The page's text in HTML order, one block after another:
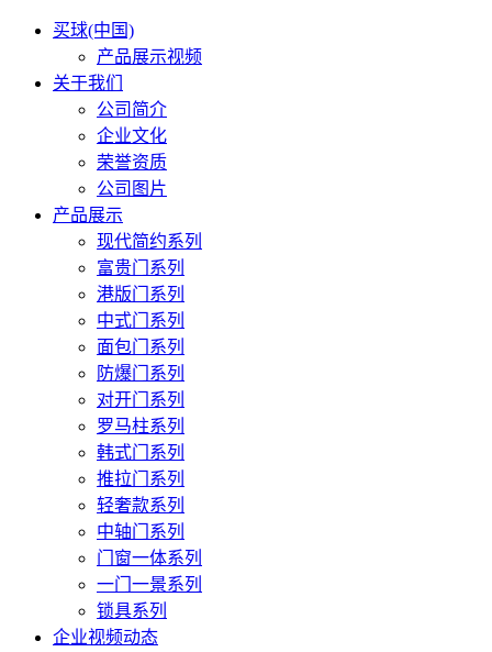
买球(中国)
产品展示视频
关于我们
公司简介
企业文化
荣誉资质
公司图片
产品展示
现代简约系列
富贵门系列
港版门系列
中式门系列
面包门系列
防爆门系列
对开门系列
罗马柱系列
韩式门系列
推拉门系列
轻奢款系列
中轴门系列
门窗一体系列
一门一景系列
锁具系列
企业视频动态